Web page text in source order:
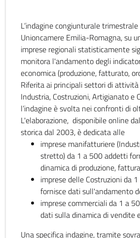
L’indagine congiunturale
Unioncamere Emilia-Romagna, su
imprese regionali statisticamente
monitora l'andamento degli
economica (produzione, fatturato,
Riferita ai principali settori di
Industria, Costruzioni, Artigianato e
l’indagine è svolta nei confronti di
L'elaborazione, disponibile online
storica dal 2003, è dedicata alle
imprese manifatturiere
stretto) da 1 a 500 addetti
dinamica di produzione,
imprese delle Costruzioni da
fornisce dati sull'andamento
imprese commerciali da 1 a
dati sulla dinamica di vendite
Una specifica indagine, tramite